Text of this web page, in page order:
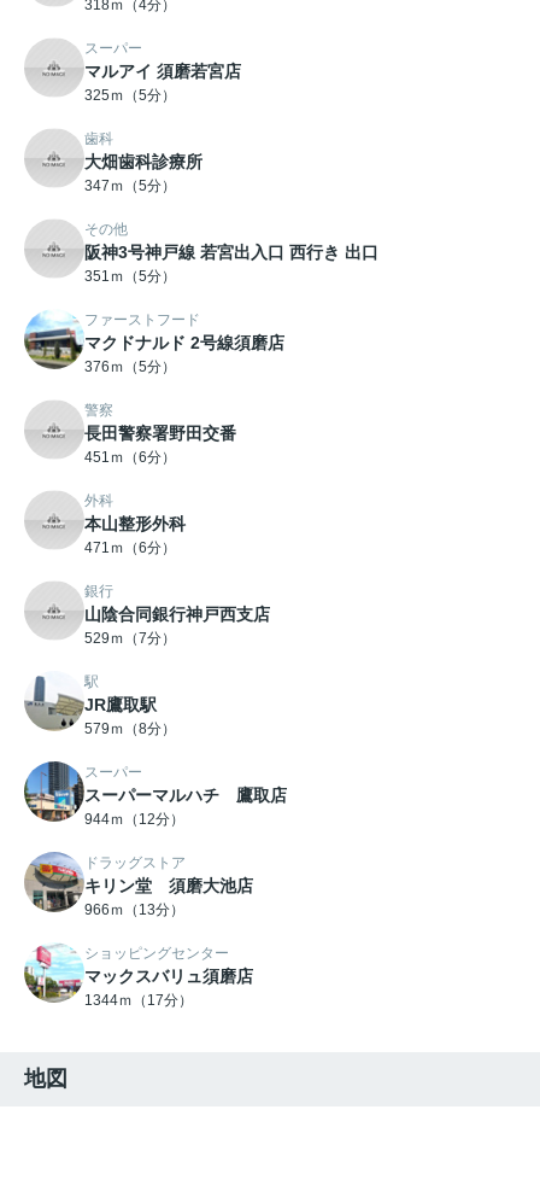
318ｍ（4分）
スーパー
マルアイ 須磨若宮店
325ｍ（5分）
歯科
大畑歯科診療所
347ｍ（5分）
その他
阪神3号神戸線 若宮出入口 西行き 出口
351ｍ（5分）
ファーストフード
マクドナルド 2号線須磨店
376ｍ（5分）
警察
長田警察署野田交番
451ｍ（6分）
外科
本山整形外科
471ｍ（6分）
銀行
山陰合同銀行神戸西支店
529ｍ（7分）
駅
JR鷹取駅
579ｍ（8分）
スーパー
スーパーマルハチ 鷹取店
944ｍ（12分）
ドラッグストア
キリン堂 須磨大池店
966ｍ（13分）
ショッピングセンター
マックスバリュ須磨店
1344ｍ（17分）
地図